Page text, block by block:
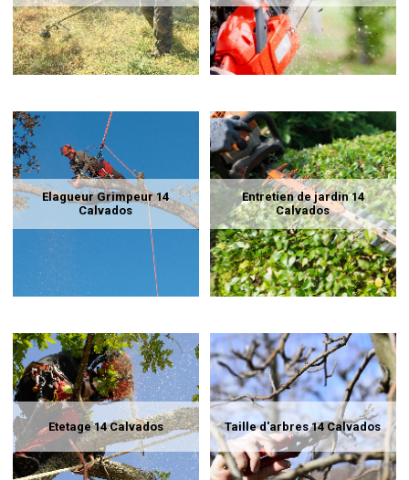
Elagueur Grimpeur 14
Calvados
Entretien de jardin 14
Calvados
Etetage 14 Calvados Taille d'arbres 14 Calvados